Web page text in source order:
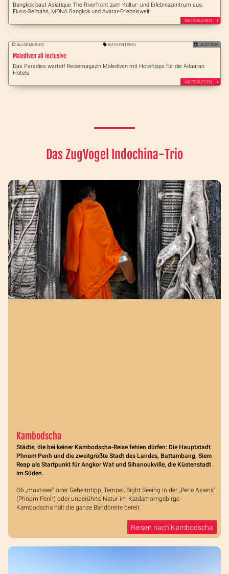
Bangkok baut Asiatique The Riverfront zum Kultur- und Erlebniszentrum aus.
Fluss-Seilbahn, MONA Bangkok und Avatar-Erlebniswelt.
WEITERLESEN
ALLGEMEINES AUTHENTISCH 20.07.2026
Malediven all inclusive
Das Paradies wartet! Reisemagazin Malediven mit Hoteltipps für die Adaaran
Hotels
WEITERLESEN
Das ZugVogel Indochina-Trio
Kambodscha
Städte, die bei keiner Kambodscha-Reise fehlen dürfen: Die Hauptstadt
Phnom Penh und die zweitgrößte Stadt des Landes, Battambang, Siem
Reap als Startpunkt für Angkor Wat und Sihanoukville, die Küstenstadt
im Süden.
Ob „must-see“ oder Geheimtipp, Tempel, Sight Seeing in der „Perle Asiens“
(Phnom Penh) oder unberührte Natur im Kardamomgebirge -
Kambodscha hält die ganze Bandbreite bereit.
Reisen nach Kambodscha